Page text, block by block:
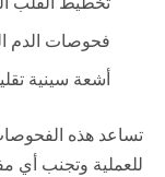
فحوصات الدم
أشعة سينية
تساعد هذه
للعملية وتجنب أي